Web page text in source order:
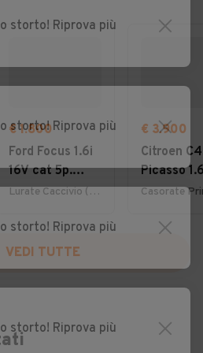
€ 1.800
Ford Focus 1.6i
16V cat 5p.
Ambiente
Lurate Caccivio (CO)
€ 3.900
Citroen C4
Picasso
7posti
VEDI TUTTE
storto! Riprova più
storto! Riprova più
storto! Riprova più
storto! Riprova più